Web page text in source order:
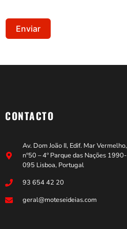
Enviar
CONTACTO
Av. Dom João II, Edif. Mar Vermelho,
nº50 – 4º Parque das Nações 1990-
095 Lisboa, Portugal
93 654 42 20
geral@moteseideias.com